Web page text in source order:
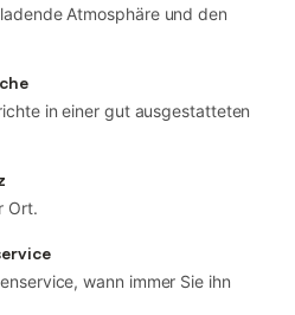
Atmosphäre und den
in einer gut ausgestatteten
Ort.
wann immer Sie ihn